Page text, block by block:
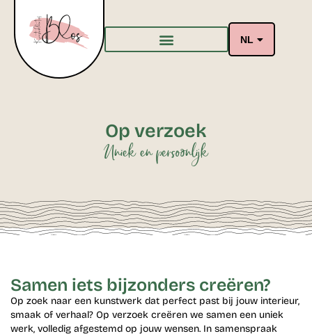
NL
Op verzoek
Uniek en persoonlijk
Samen iets bijzonders creëren?
Op zoek naar een kunstwerk dat perfect past bij jouw interieur,
smaak of verhaal? Op verzoek creëren we samen een uniek
werk, volledig afgestemd op jouw wensen. In samenspraak